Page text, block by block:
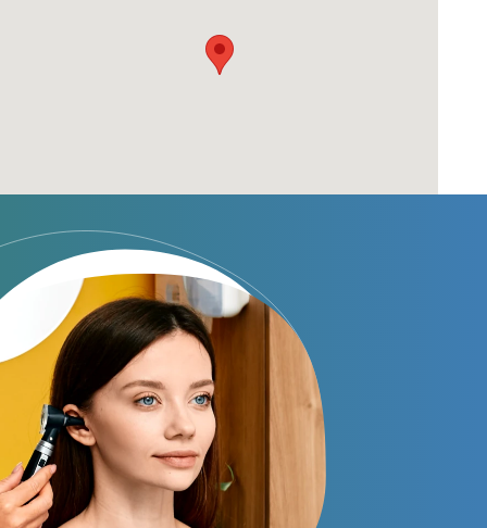
Audífonos invisibles
Audífonos bluetooth
Guía completa
Gafas Nuance Audio
Centros Auditivos
Centros Auditivos en Madrid
Centros Auditivos en Barcelona
Centros Auditivos en Valencia
Centros Auditivos en Sevilla
Centros Auditivos en Málaga